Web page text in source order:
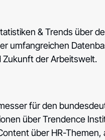
& Trends über
umfangreichen
der Arbeitswelt.
für den
über Trendence
über HR-Themen,